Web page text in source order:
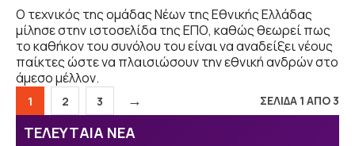
Ο τεχνικός της ομάδας Νέων της Εθνικής Ελλάδας
μίλησε στην ιστοσελίδα της ΕΠΟ, καθώς θεωρεί πως
το καθήκον του συνόλου του είναι να αναδείξει νέους
παίκτες ώστε να πλαισιώσουν την εθνική ανδρών στο
άμεσο μέλλον.
Σελίδα
1 Σελίδα
2 Σελίδα
3 → ΣΕΛΙΔΑ 1 ΑΠΟ 3
ΤΕΛΕΥΤΑΙΑ ΝΕΑ